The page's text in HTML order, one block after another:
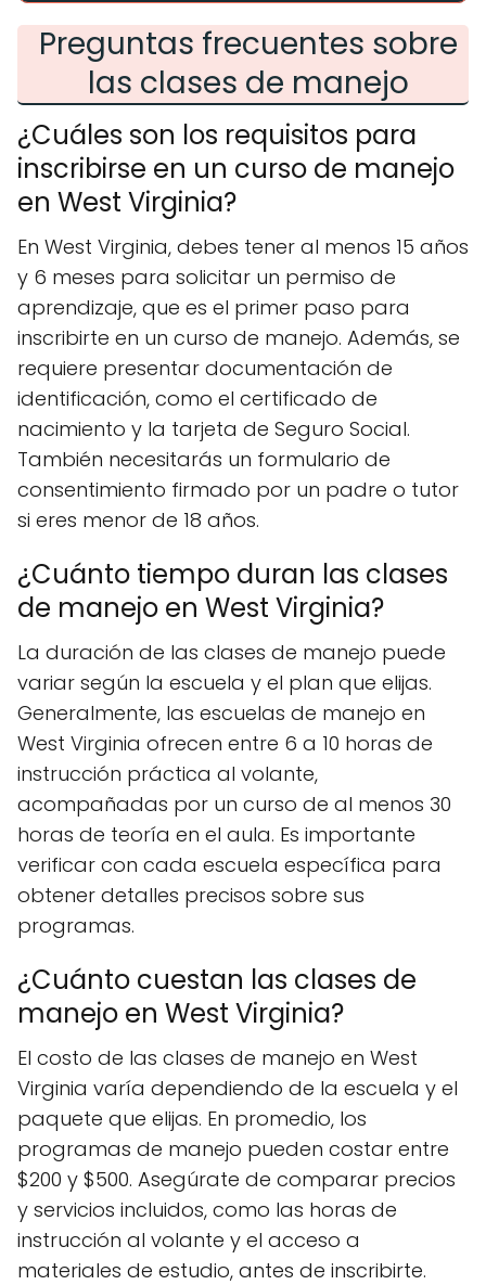
Preguntas frecuentes sobre
las clases de manejo
¿Cuáles son los requisitos para
inscribirse en un curso de manejo
en West Virginia?
En West Virginia, debes tener al menos 15 años
y 6 meses para solicitar un permiso de
aprendizaje, que es el primer paso para
inscribirte en un curso de manejo. Además, se
requiere presentar documentación de
identificación, como el certificado de
nacimiento y la tarjeta de Seguro Social.
También necesitarás un formulario de
consentimiento firmado por un padre o tutor
si eres menor de 18 años.
¿Cuánto tiempo duran las clases
de manejo en West Virginia?
La duración de las clases de manejo puede
variar según la escuela y el plan que elijas.
Generalmente, las escuelas de manejo en
West Virginia ofrecen entre 6 a 10 horas de
instrucción práctica al volante,
acompañadas por un curso de al menos 30
horas de teoría en el aula. Es importante
verificar con cada escuela específica para
obtener detalles precisos sobre sus
programas.
¿Cuánto cuestan las clases de
manejo en West Virginia?
El costo de las clases de manejo en West
Virginia varía dependiendo de la escuela y el
paquete que elijas. En promedio, los
programas de manejo pueden costar entre
$200 y $500. Asegúrate de comparar precios
y servicios incluidos, como las horas de
instrucción al volante y el acceso a
materiales de estudio, antes de inscribirte.